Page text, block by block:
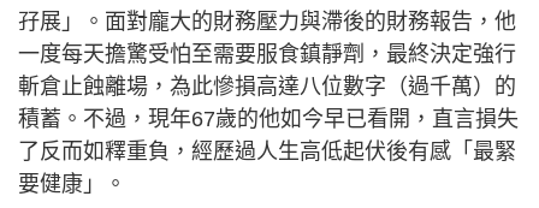
孖展」。面對龐大的財務壓力與滯後的財務報告，他
一度每天擔驚受怕至需要服食鎮靜劑，最終決定強行
斬倉止蝕離場，為此慘損高達八位數字（過千萬）的
積蓄。不過，現年67歲的他如今早已看開，直言損失
了反而如釋重負，經歷過人生高低起伏後有感「最緊
要健康」。